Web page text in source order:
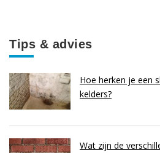
Tips & advies
Hoe herken je een
kelders?
Wat zijn de